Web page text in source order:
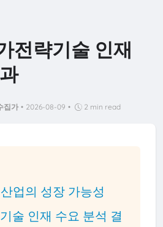
전략기술 인재
집가 • 2026-08-09 • 2 min read
업의 성장 가능성
술 인재 수요 분석 결